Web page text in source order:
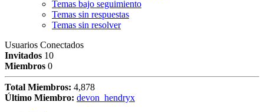
Temas bajo seguimiento
Temas sin respuestas
Temas sin resolver
Usuarios Conectados
Invitados 10
Miembros 0
Total Miembros: 4,878
Último Miembro: devon_hendryx